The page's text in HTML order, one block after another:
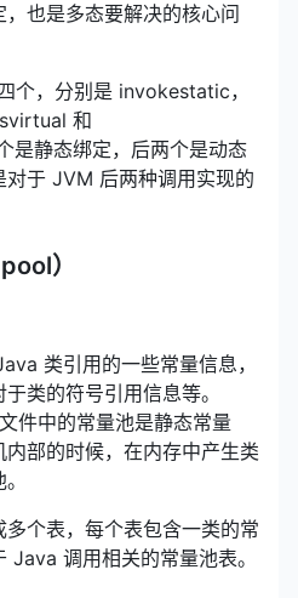
也是多态要解决的核心问
个，分别是 invokestatic，
和
静态绑定，后两个是动态
于 JVM 后两种调用实现的
）
类引用的一些常量信息，
类的符号引用信息等。
件中的常量池是静态常量
部的时候，在内存中产生类
个表，每个表包含一类的常
Java 调用相关的常量池表。